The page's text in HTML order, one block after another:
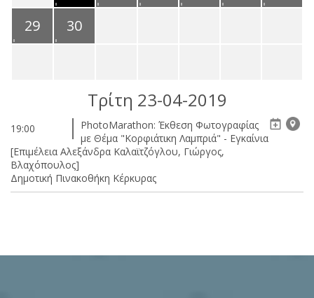
29
30
Τρίτη 23-04-2019
19:00
PhotoMarathon: Έκθεση Φωτογραφίας
με Θέμα "Κορφιάτικη Λαμπριά" - Εγκαίνια
[Επιμέλεια Αλεξάνδρα Καλαϊτζόγλου, Γιώργος,
Βλαχόπουλος]
Δημοτική Πινακοθήκη Κέρκυρας